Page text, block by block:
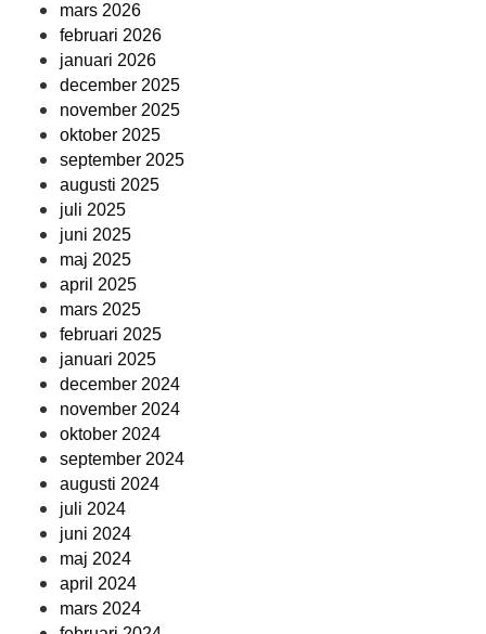
mars 2026
februari 2026
januari 2026
december 2025
november 2025
oktober 2025
september 2025
augusti 2025
juli 2025
juni 2025
maj 2025
april 2025
mars 2025
februari 2025
januari 2025
december 2024
november 2024
oktober 2024
september 2024
augusti 2024
juli 2024
juni 2024
maj 2024
april 2024
mars 2024